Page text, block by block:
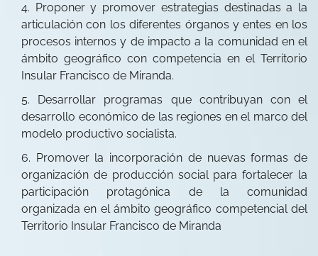
Proponer y promover estrategias destinadas a la
articulación con los diferentes órganos y entes en los
procesos internos y de impacto a la comunidad en el
ámbito geográfico con competencia en el Territorio
Insular Francisco de Miranda.
Desarrollar programas que contribuyan con el
desarrollo económico de las regiones en el marco del
modelo productivo socialista.
Promover la incorporación de nuevas formas de
organización de producción social para fortalecer la
participación protagónica de la comunidad
organizada en el ámbito geográfico competencial del
Territorio Insular Francisco de Miranda